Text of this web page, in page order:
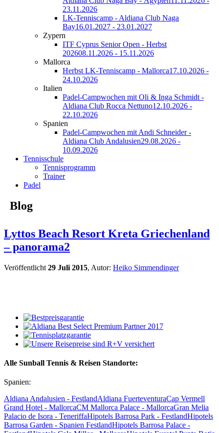
23.11.2026
LK-Tenniscamp - Aldiana Club Naga
Bay16.01.2027 - 23.01.2027
Zypern
ITF Cyprus Senior Open - Herbst
202608.11.2026 - 15.11.2026
Mallorca
Herbst LK-Tenniscamp - Mallorca17.10.2026 -
24.10.2026
Italien
Padel-Campwochen mit Oli & Inga Schmidt -
Aldiana Club Rocca Nettuno12.10.2026 -
22.10.2026
Spanien
Padel-Campwochen mit Andi Schneider -
Aldiana Club Andalusien29.08.2026 -
10.09.2026
Tennisschule
Tennisprogramm
Trainer
Padel
Blog
Lyttos Beach Resort Kreta Griechenland
– panorama2
Veröffentlicht 29 Juli 2015, Autor: Heiko Simmendinger
Alle Sunball Tennis & Reisen Standorte:
Spanien:
Aldiana Andalusien - FestlandAldiana FuerteventuraCap Vermell
Grand Hotel - MallorcaCM Mallorca Palace - MallorcaGran Melia
Palacio de Isora - TeneriffaHipotels Barrosa Park - FestlandHipotels
Barrosa Garden - Spanien FestlandHipotels Barrosa Palace -